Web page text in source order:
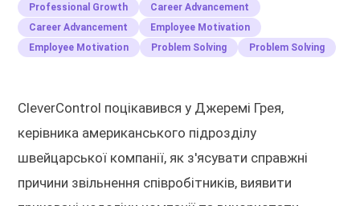
Professional Growth
Career Advancement
Career Advancement
Employee Motivation
Employee Motivation
Problem Solving Problem Solving
CleverControl поцікавився у Джеремі Грея,
керівника американського підрозділу
швейцарської компанії, як з'ясувати справжні
причини звільнення співробітників, виявити